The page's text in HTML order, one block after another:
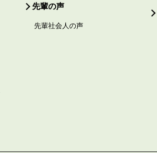
先輩の声
先輩社会人の声